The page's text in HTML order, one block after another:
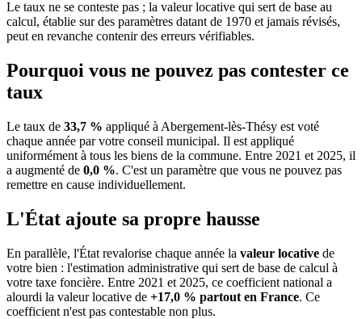
Le taux ne se conteste pas ; la valeur locative qui sert de base au
calcul, établie sur des paramètres datant de 1970 et jamais révisés,
peut en revanche contenir des erreurs vérifiables.
Pourquoi vous ne pouvez pas contester ce
taux
Le taux de 33,7 % appliqué à Abergement-lès-Thésy est voté
chaque année par votre conseil municipal. Il est appliqué
uniformément à tous les biens de la commune. Entre 2021 et 2025, il
a augmenté de 0,0 %. C'est un paramètre que vous ne pouvez pas
remettre en cause individuellement.
L'État ajoute sa propre hausse
En parallèle, l'État revalorise chaque année la valeur locative de
votre bien : l'estimation administrative qui sert de base de calcul à
votre taxe foncière. Entre 2021 et 2025, ce coefficient national a
alourdi la valeur locative de +17,0 % partout en France. Ce
coefficient n'est pas contestable non plus.